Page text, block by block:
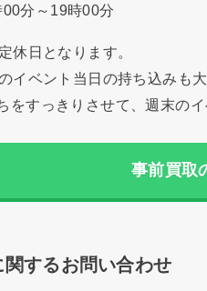
00分～19時00分
休日となります。
イベント当日の持ち込みも大
をすっきりさせて、週末の
事前買取
するお問い合わせ